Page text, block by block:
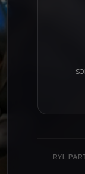
ร
RYL